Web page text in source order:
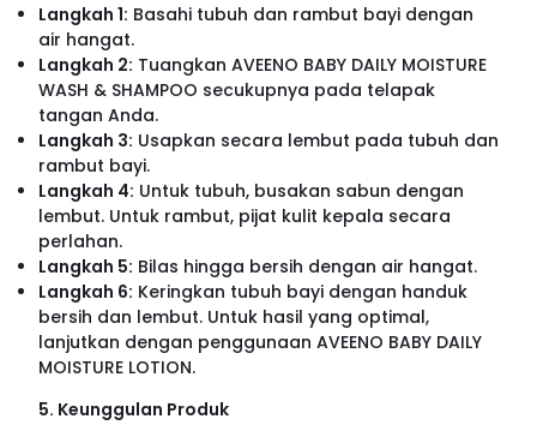
Langkah 1: Basahi tubuh dan rambut bayi dengan
air hangat.
Langkah 2: Tuangkan AVEENO BABY DAILY MOISTURE
WASH & SHAMPOO secukupnya pada telapak
tangan Anda.
Langkah 3: Usapkan secara lembut pada tubuh dan
rambut bayi.
Langkah 4: Untuk tubuh, busakan sabun dengan
lembut. Untuk rambut, pijat kulit kepala secara
perlahan.
Langkah 5: Bilas hingga bersih dengan air hangat.
Langkah 6: Keringkan tubuh bayi dengan handuk
bersih dan lembut. Untuk hasil yang optimal,
lanjutkan dengan penggunaan AVEENO BABY DAILY
MOISTURE LOTION.
5. Keunggulan Produk